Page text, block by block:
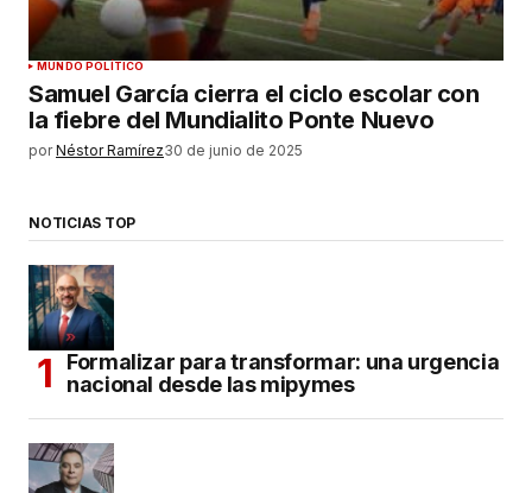
MUNDO POLÍTICO
Samuel García cierra el ciclo escolar con
la fiebre del Mundialito Ponte Nuevo
por Néstor Ramírez30 de junio de 2025
NOTICIAS TOP
Formalizar para transformar: una urgencia
nacional desde las mipymes